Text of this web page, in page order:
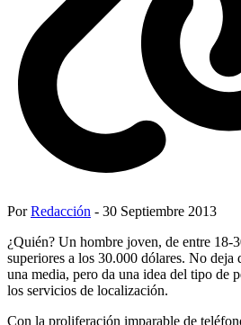
PorRedacción - 30 Septiembre 2013
¿Quién? Un hombre joven, de entre 18-
superiores a los 30.000 dólares. No deja
una media, pero da una idea del tipo de
los servicios de localización.
Con la proliferación imparable de